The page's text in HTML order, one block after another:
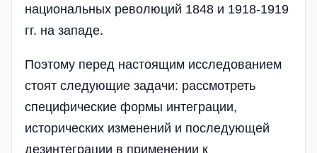
национальных революций 1848 и 1918-1919
гг. на западе.
Поэтому перед настоящим исследованием
стоят следующие задачи: рассмотреть
специфические формы интеграции,
исторических изменений и последующей
дезинтеграции в применении к